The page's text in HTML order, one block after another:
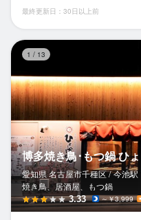
最終更新日：30日以上前
1 / 13
博多焼き鳥･もつ鍋 ひ
愛知県 名古屋市千種区 / 今池駅
焼き鳥、居酒屋、もつ鍋
3.33 ～￥3,999